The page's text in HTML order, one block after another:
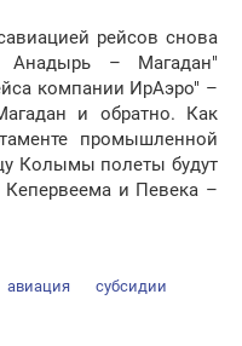
рейсов снова
Анадырь – Магадан"
компании ИрАэро" –
и обратно. Как
промышленной
Колымы полеты будут
и Певека –
авиация субсидии